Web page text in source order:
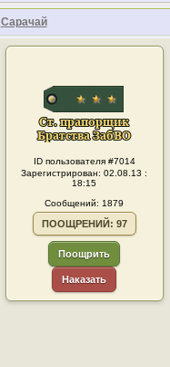
Сарачай
ID пользователя #7014
Зарегистрирован: 02.08.13 :
18:15
Сообщений: 1879
ПООЩРЕНИЙ: 97
Поощрить
Наказать